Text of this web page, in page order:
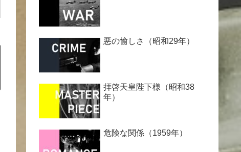
悪の愉しさ（昭和29年）
拝啓天皇陛下様（昭和38
年）
危険な関係（1959年）